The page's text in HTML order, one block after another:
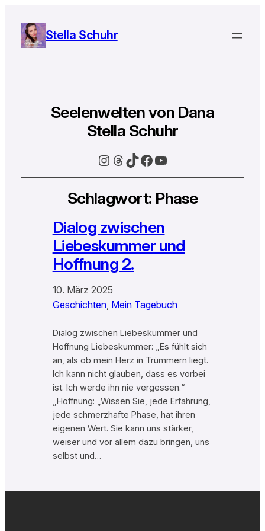
Stella Schuhr
Seelenwelten von Dana
Stella Schuhr
Instagram
Threads
TikTok
Facebook
YouTube
Schlagwort: Phase
Dialog zwischen
Liebeskummer und
Hoffnung 2.
10. März 2025
Geschichten, Mein Tagebuch
Dialog zwischen Liebeskummer und
Hoffnung Liebeskummer: „Es fühlt sich
an, als ob mein Herz in Trümmern liegt.
Ich kann nicht glauben, dass es vorbei
ist. Ich werde ihn nie vergessen.“
„Hoffnung: „Wissen Sie, jede Erfahrung,
jede schmerzhafte Phase, hat ihren
eigenen Wert. Sie kann uns stärker,
weiser und vor allem dazu bringen, uns
selbst und…